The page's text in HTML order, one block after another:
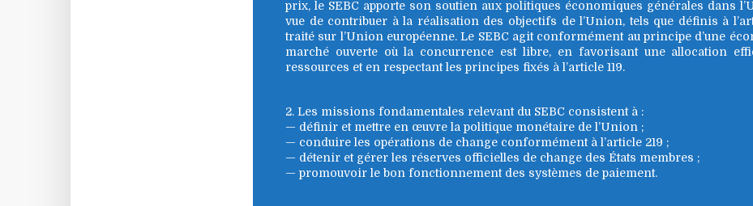
prix, le SEBC apporte son soutien aux politiques économiques générales dans
vue de contribuer à la réalisation des objectifs de l’Union, tels que définis à
traité sur l’Union européenne. Le SEBC agit conformément au principe d’une
marché ouverte où la concurrence est libre, en favorisant une allocation
ressources et en respectant les principes fixés à l’article 119.
2. Les missions fondamentales relevant du SEBC consistent à :
— définir et mettre en œuvre la politique monétaire de l’Union ;
— conduire les opérations de change conformément à l’article 219 ;
— détenir et gérer les réserves officielles de change des États membres ;
— promouvoir le bon fonctionnement des systèmes de paiement.